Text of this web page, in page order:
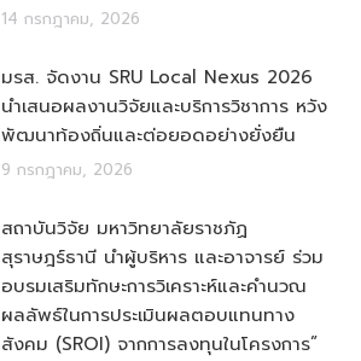
14 กรกฎาคม, 2026
มรส. จัดงาน SRU Local Nexus 2026
นำเสนอผลงานวิจัยและบริการวิชาการ หวัง
พัฒนาท้องถิ่นและต่อยอดอย่างยั่งยืน
9 กรกฎาคม, 2026
สถาบันวิจัย มหาวิทยาลัยราชภัฏ
สุราษฎร์ธานี นำผู้บริหาร และอาจารย์ ร่วม
อบรมเสริมทักษะการวิเคราะห์และคำนวณ
ผลลัพธ์ในการประเมินผลตอบแทนทาง
สังคม (SROI) จากการลงทุนในโครงการ”